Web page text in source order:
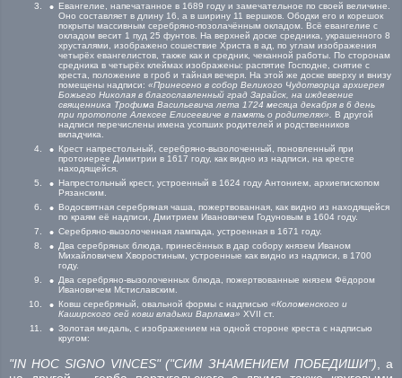
Евангелие, напечатанное в 1689 году и замечательное по своей величине.
Оно составляет в длину 16, а в ширину 11 вершков. Ободки его и корешок
покрыты массивным серебряно-позолачённым окладом. Всё евангелие с
окладом весит 1 пуд 25 фунтов. На верхней доске средника, украшенного 8
хрусталями, изображено сошествие Христа в ад, по углам изображения
четырёх евангелистов, также как и средник, чеканной работы. По сторонам
средника в четырёх клеймах изображены: распятие Господне, снятие с
креста, положение в гроб и тайная вечеря. На этой же доске вверху и внизу
помещены надписи: «Принесено в собор Великого Чудотворца архиерея
Божьего Николая в благославленный град Зарайск, на иждевение
священника Трофима Васильевича лета 1724 месяца декабря в 6 день
при протопопе Алексее Елисеевиче в память о родителях».
В другой
надписи перечислены имена усопших родителей и родственников
вкладчика.
Крест напрестольный, серебряно-вызолоченный, поновленный при
протоиерее Димитрии в 1617 году, как видно из надписи, на кресте
находящейся.
Напрестольный крест, устроенный в 1624 году Антонием, архиепископом
Рязанским.
Водосвятная серебряная чаша, пожертвованная, как видно из находящейся
по краям её надписи, Дмитрием Ивановичем Годуновым в 1604 году.
Серебряно-вызолоченная лампада, устроенная в 1671 году.
Два серебряных блюда, принесённых в дар собору князем Иваном
Михайловичем Хворостиным, устроенные как видно из надписи, в 1700
году.
Два серебряно-вызолоченных блюда, пожертвованные князем Фёдором
Ивановичем Мстиславским.
Ковш серебряный, овальной формы с надписью «Коломенского и
Каширского сей ковш владыки Варлама» XVII ст.
Золотая медаль, с изображением на одной стороне креста с надписью
кругом:
"IN HOC SIGNO VINCES" ("СИМ ЗНАМЕНИЕМ ПОБЕДИШИ") , а